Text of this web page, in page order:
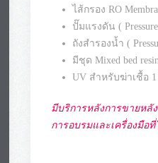
กระด้างและค่าความนำ
I โดยมีอัตราการผลิตข
รับประกันตัวเครื่อง
เป็นผลิตภัณฑ์ในปร
คุณสมบัติ เครื่อ